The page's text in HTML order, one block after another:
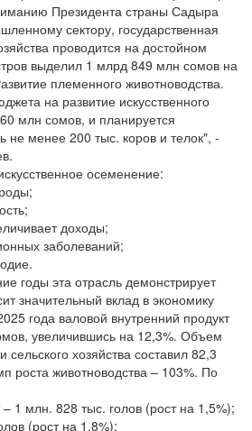
Президента страны Садыра
сектору, государственная
проводится на достойном
выделил 1 млрд 849 млн сомов на
племенного животноводства.
на развитие искусственного
млн сомов, и планируется
не менее 200 тыс. коров и телок", -
осеменение:
доходы;
заболеваний;
годы эта отрасль демонстрирует
значительный вклад в экономику
года валовой внутренний продукт
увеличившись на 12,3%. Объем
сельского хозяйства составил 82,3
роста животноводства – 103%. По
1 млн. 828 тыс. голов (рост на 1,5%);
(рост на 1,8%);